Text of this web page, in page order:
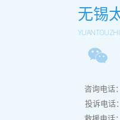
无锡
咨询电话
投诉电话